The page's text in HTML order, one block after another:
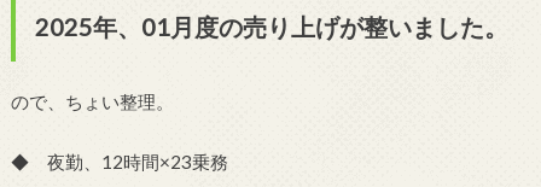
2025年、01月度の売り上げが整いました。
ので、ちょい整理。
◆ 夜勤、12時間×23乗務